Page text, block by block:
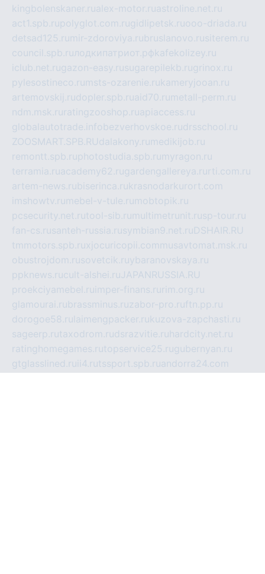
kingbolenskaner.rualex-motor.ruastroline.net.ru
act1.spb.rupolyglot.com.rugidlipetsk.ruooo-driada.ru
detsad125.ru mir-zdoroviya.rubruslanovo.rusiterem.ru
council.spb.ruлодкипатриот.рфkafekolizey.ru
iclub.net.rugazon-easy.rusugarepilekb.rugrinox.ru
pylesostineco.ru msts-ozarenie.rukameryjooan.ru
artemovskij.rudopler.spb.ruaid70.ru metall-perm.ru
ndm.msk.ru ratingzooshop.ruapiaccess.ru
globalautotrade.info bezverhovskoe.rudrsschool.ru
ZOOSMART.SPB.RUdalakony.ru medikijob.ru
remontt.spb.ruphotostudia.spb.ru myragon.ru
terramia.ruacademy62.rugardengallereya.ru rti.com.ru
artem-news.rubiserinca.rukrasnodarkurort.com
imshowtv.ru mebel-v-tule.ru mobtopik.ru
pcsecurity.net.rutool-sib.ru multimetrunit.rusp-tour.ru
fan-cs.rusanteh-russia.rusymbian9.net.ruDSHAIR.RU
tmmotors.spb.ruxjocuricopii.com musavtomat.msk.ru
obustrojdom.rusovetcik.ruybaranovskaya.ru
ppknews.rucult-alshei.ruJAPANRUSSIA.RU
proekciyamebel.ru imper-finans.ru rim.org.ru
glamourai.rubrassminus.ruzabor-pro.ruftn.pp.ru
dorogoe58.ru laimengpacker.rukuzova-zapchasti.ru
sageerp.rutaxodrom.rudsrazvitie.ru hardcity.net.ru
ratinghomegames.rutopservice25.rugubernyan.ru
gtglasslined.ru ii4.rutssport.spb.ruandorra24.com